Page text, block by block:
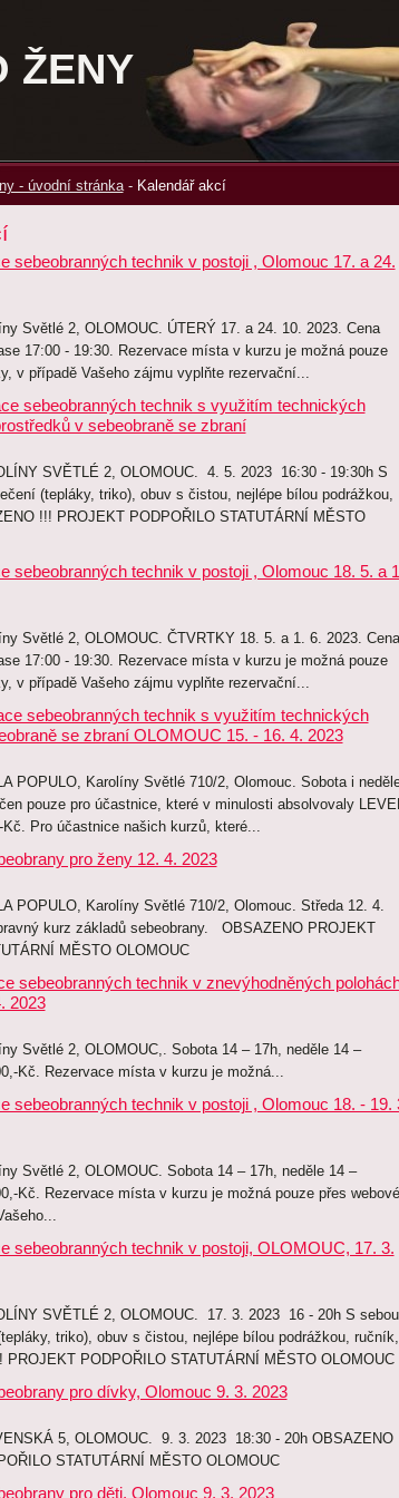
ŽENY
- úvodní stránka - Kalendář akcí
sebeobranných technik v postoji , Olomouc 17. a 24.
Světlé 2, OLOMOUC. ÚTERÝ 17. a 24. 10. 2023. Cena
17:00 - 19:30. Rezervace místa v kurzu je možná pouze
v případě Vašeho zájmu vyplňte rezervační...
sebeobranných technik s využitím technických
v sebeobraně se zbraní
SVĚTLÉ 2, OLOMOUC. 4. 5. 2023 16:30 - 19:30h S
(tepláky, triko), obuv s čistou, nejlépe bílou podrážkou,
!!! PROJEKT PODPOŘILO STATUTÁRNÍ MĚSTO
sebeobranných technik v postoji , Olomouc 18. 5. a
Světlé 2, OLOMOUC. ČTVRTKY 18. 5. a 1. 6. 2023. Cena
17:00 - 19:30. Rezervace místa v kurzu je možná pouze
v případě Vašeho zájmu vyplňte rezervační...
sebeobranných technik s využitím technických
se zbraní OLOMOUC 15. - 16. 4. 2023
POPULO, Karolíny Světlé 710/2, Olomouc. Sobota i
pouze pro účastnice, které v minulosti absolvovaly
Kč. Pro účastnice našich kurzů, které...
pro ženy 12. 4. 2023
POPULO, Karolíny Světlé 710/2, Olomouc. Středa 12. 4.
kurz základů sebeobrany. OBSAZENO PROJEKT
MĚSTO OLOMOUC
sebeobranných technik v znevýhodněných
2023
Světlé 2, OLOMOUC,. Sobota 14 – 17h, neděle 14 –
Kč. Rezervace místa v kurzu je možná...
sebeobranných technik v postoji , Olomouc 18. - 19.
Světlé 2, OLOMOUC. Sobota 14 – 17h, neděle 14 –
Kč. Rezervace místa v kurzu je možná pouze přes webové
sebeobranných technik v postoji, OLOMOUC, 17. 3.
SVĚTLÉ 2, OLOMOUC. 17. 3. 2023 16 - 20h S sebou
triko), obuv s čistou, nejlépe bílou podrážkou, ručník,
PODPOŘILO STATUTÁRNÍ MĚSTO OLOMOUC
pro dívky, Olomouc 9. 3. 2023
5, OLOMOUC. 9. 3. 2023 18:30 - 20h OBSAZENO
STATUTÁRNÍ MĚSTO OLOMOUC
pro děti, Olomouc 9. 3. 2023